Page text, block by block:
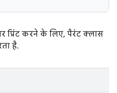
प्रिंट करने के लिए, पैरंट क्लास
है.